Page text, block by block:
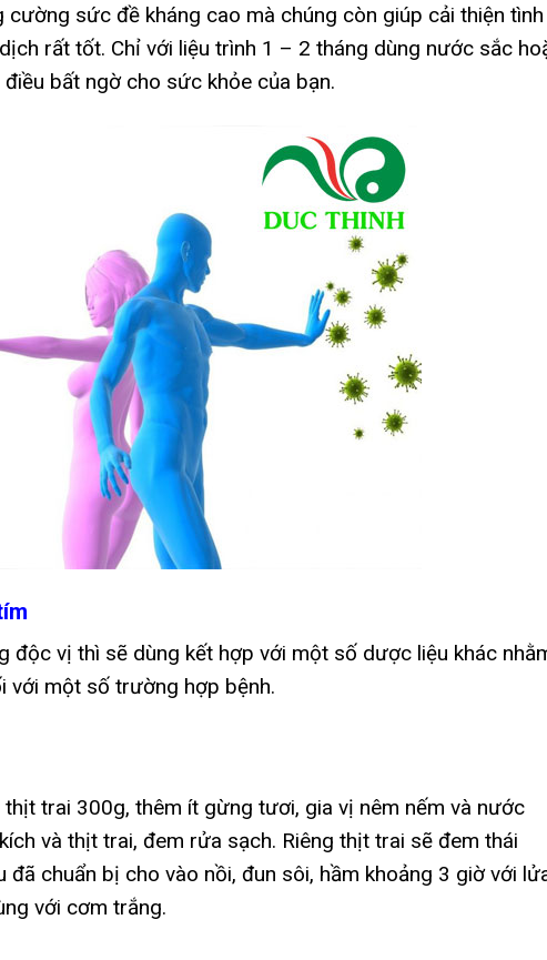
cường sức đề kháng cao mà chúng còn giúp cải thiện tình
rất tốt. Chỉ với liệu trình 1 – 2 tháng dùng nước sắc
bất ngờ cho sức khỏe của bạn.
độc vị thì sẽ dùng kết hợp với một số dược liệu khác
với một số trường hợp bệnh.
trai 300g, thêm ít gừng tươi, gia vị nêm nếm và nước
và thịt trai, đem rửa sạch. Riêng thịt trai sẽ đem thái
đã chuẩn bị cho vào nồi, đun sôi, hầm khoảng 3 giờ với
với cơm trắng.